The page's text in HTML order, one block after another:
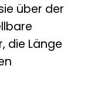
über der
die Länge